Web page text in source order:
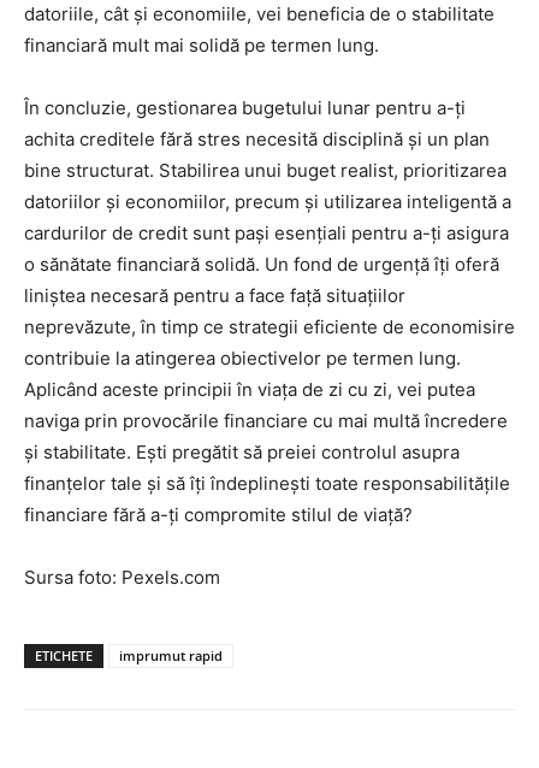
datoriile, cât și economiile, vei beneficia de o stabilitate
financiară mult mai solidă pe termen lung.
În concluzie, gestionarea bugetului lunar pentru a-ți
achita creditele fără stres necesită disciplină și un plan
bine structurat. Stabilirea unui buget realist, prioritizarea
datoriilor și economiilor, precum și utilizarea inteligentă a
cardurilor de credit sunt pași esențiali pentru a-ți asigura
o sănătate financiară solidă. Un fond de urgență îți oferă
liniștea necesară pentru a face față situațiilor
neprevăzute, în timp ce strategii eficiente de economisire
contribuie la atingerea obiectivelor pe termen lung.
Aplicând aceste principii în viața de zi cu zi, vei putea
naviga prin provocările financiare cu mai multă încredere
și stabilitate. Ești pregătit să preiei controlul asupra
finanțelor tale și să îți îndeplinești toate responsabilitățile
financiare fără a-ți compromite stilul de viață?
Sursa foto: Pexels.com
ETICHETE imprumut rapid